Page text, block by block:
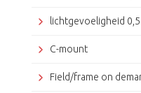
lichtgevoeligheid
C-mount
Field/frame on